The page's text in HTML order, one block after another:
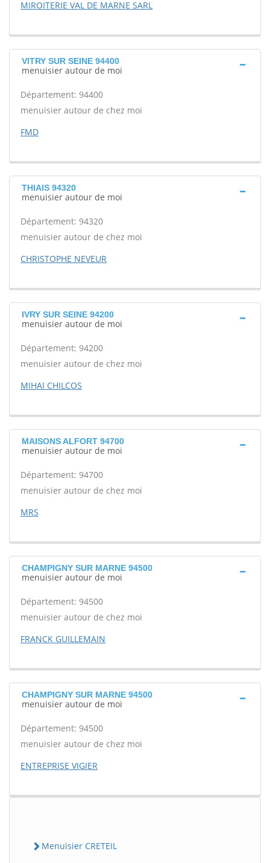
MIROITERIE VAL DE MARNE SARL
VITRY SUR SEINE 94400
menuisier autour de moi
Département: 94400
menuisier autour de chez moi
FMD
THIAIS 94320
menuisier autour de moi
Département: 94320
menuisier autour de chez moi
CHRISTOPHE NEVEUR
IVRY SUR SEINE 94200
menuisier autour de moi
Département: 94200
menuisier autour de chez moi
MIHAI CHILCOS
MAISONS ALFORT 94700
menuisier autour de moi
Département: 94700
menuisier autour de chez moi
MRS
CHAMPIGNY SUR MARNE 94500
menuisier autour de moi
Département: 94500
menuisier autour de chez moi
FRANCK GUILLEMAIN
CHAMPIGNY SUR MARNE 94500
menuisier autour de moi
Département: 94500
menuisier autour de chez moi
ENTREPRISE VIGIER
Menuisier CRETEIL